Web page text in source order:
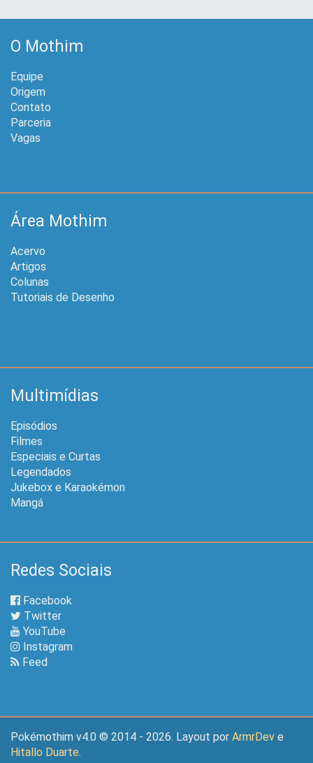
O Mothim
Equipe
Origem
Contato
Parceria
Vagas
Área Mothim
Acervo
Artigos
Colunas
Tutoriais de Desenho
Multimídias
Episódios
Filmes
Especiais e Curtas
Legendados
Jukebox e Karaokémon
Mangá
Redes Sociais
Facebook
Twitter
YouTube
Instagram
Feed
Pokémothim v4.0 © 2014 - 2026. Layout por ArmrDev e
Hitallo Duarte.